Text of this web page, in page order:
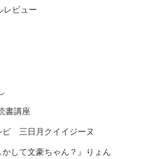
レビュー
書講座
ピ 三日月クイイジーヌ
して文豪ちゃん？』りょん